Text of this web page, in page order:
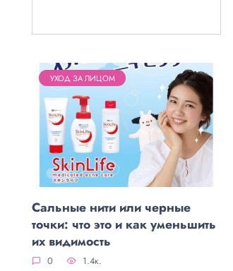
УХОД ЗА ЛИЦОМ
Сальные нити или черные
точки: что это и как уменьшить
их видимость
0 1.4к.